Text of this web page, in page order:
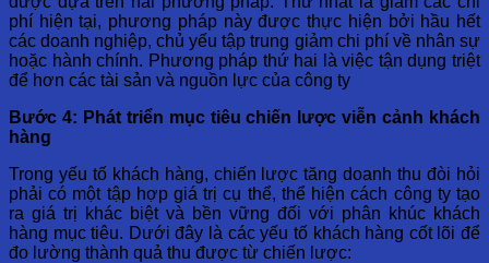
phí hiện tại, phương pháp này được thực hiện bởi hầu hết
các doanh nghiệp, chủ yếu tập trung giảm chi phí về nhân sự
hoặc hành chính. Phương pháp thứ hai là việc tận dụng triệt
để hơn các tài sản và nguồn lực của công ty
Bước 4: Phát triển mục tiêu chiến lược viễn cảnh khách
hàng
Trong yếu tố khách hàng, chiến lược tăng doanh thu đòi hỏi
phải có một tập hợp giá trị cụ thể, thể hiện cách công ty tạo
ra giá trị khác biệt và bền vững đối với phân khúc khách
hàng mục tiêu. Dưới đây là các yếu tố khách hàng cốt lõi để
đo lường thành quả thu được từ chiến lược: